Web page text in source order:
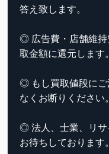
答え致します。
◎ 広告費・店舗維持
取金額に還元します。
◎ もし買取値段にご
なくお断りください。
◎ 法人、士業、リサ
お待ちしております。